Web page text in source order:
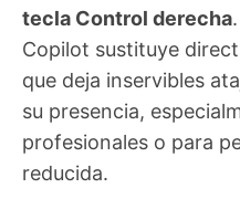
tecla Control derecha
Copilot sustituye
que deja inservibles
su presencia,
profesionales o para
reducida.